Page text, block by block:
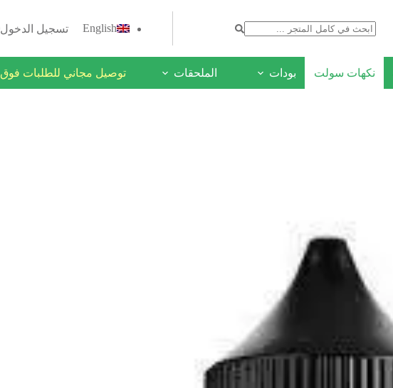
English تسجيل الدخول
نكهات سولت بودات الملحقات عروض فلاش يومية
توصيل مجاني للطلبات فوق 300 ريال في الرياض